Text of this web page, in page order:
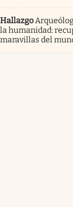
Hallazgo
la humanidad:
maravillas del